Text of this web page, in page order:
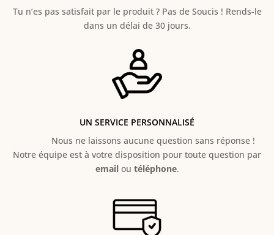
Tu n’es pas satisfait par le produit ? Pas de Soucis ! Rends-le
dans un délai de 30 jours.
UN SERVICE PERSONNALISÉ
Nous ne laissons aucune question sans réponse !
Notre équipe est à votre disposition pour toute question par
emailou téléphone.